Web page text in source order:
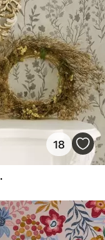
18
vintage